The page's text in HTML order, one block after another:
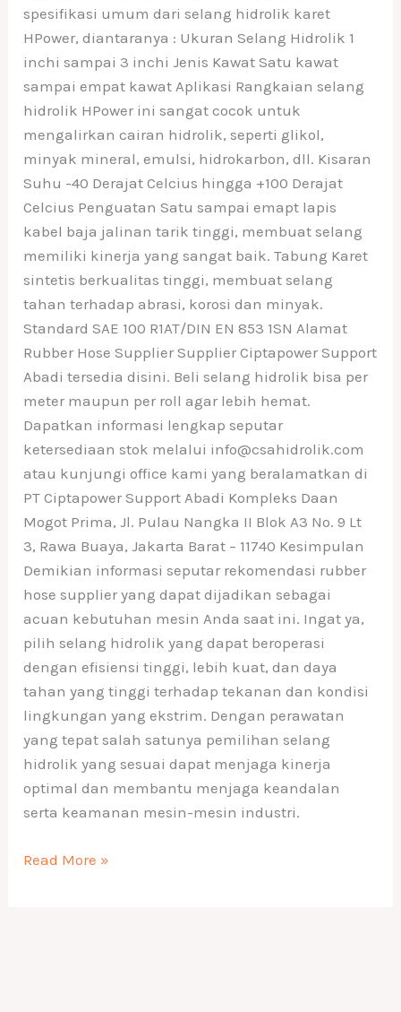
spesifikasi umum dari selang hidrolik karet
HPower, diantaranya : Ukuran Selang Hidrolik 1
inchi sampai 3 inchi Jenis Kawat Satu kawat
sampai empat kawat Aplikasi Rangkaian selang
hidrolik HPower ini sangat cocok untuk
mengalirkan cairan hidrolik, seperti glikol,
minyak mineral, emulsi, hidrokarbon, dll. Kisaran
Suhu -40 Derajat Celcius hingga +100 Derajat
Celcius Penguatan Satu sampai emapt lapis
kabel baja jalinan tarik tinggi, membuat selang
memiliki kinerja yang sangat baik. Tabung Karet
sintetis berkualitas tinggi, membuat selang
tahan terhadap abrasi, korosi dan minyak.
Standard SAE 100 R1AT/DIN EN 853 1SN Alamat
Rubber Hose Supplier Supplier Ciptapower Support
Abadi tersedia disini. Beli selang hidrolik bisa per
meter maupun per roll agar lebih hemat.
Dapatkan informasi lengkap seputar
ketersediaan stok melalui info@csahidrolik.com
atau kunjungi office kami yang beralamatkan di
PT Ciptapower Support Abadi Kompleks Daan
Mogot Prima, Jl. Pulau Nangka II Blok A3 No. 9 Lt
3, Rawa Buaya, Jakarta Barat – 11740 Kesimpulan
Demikian informasi seputar rekomendasi rubber
hose supplier yang dapat dijadikan sebagai
acuan kebutuhan mesin Anda saat ini. Ingat ya,
pilih selang hidrolik yang dapat beroperasi
dengan efisiensi tinggi, lebih kuat, dan daya
tahan yang tinggi terhadap tekanan dan kondisi
lingkungan yang ekstrim. Dengan perawatan
yang tepat salah satunya pemilihan selang
hidrolik yang sesuai dapat menjaga kinerja
optimal dan membantu menjaga keandalan
serta keamanan mesin-mesin industri.
Read More »